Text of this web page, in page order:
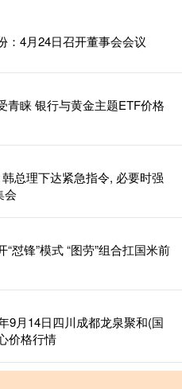
：4月24日召开董事会会议
青睐 银行与黄金主题ETF价格
总理下达紧急指令, 必要时强
会
怼锋”模式 “图劳”组合扛国米前
9月14日四川成都龙泉聚和(国
价格行情